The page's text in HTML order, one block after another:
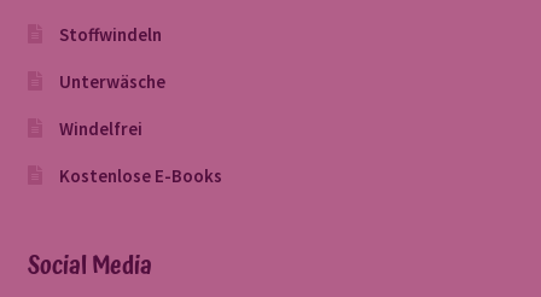
Stoffwindeln
Unterwäsche
Windelfrei
Kostenlose E-Books
Social Media